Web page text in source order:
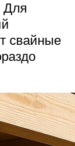
Для
свайные